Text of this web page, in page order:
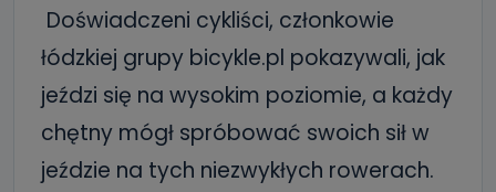
Doświadczeni cykliści, członkowie
łódzkiej grupy bicykle.pl pokazywali, jak
jeździ się na wysokim poziomie, a każdy
chętny mógł spróbować swoich sił w
jeździe na tych niezwykłych rowerach.